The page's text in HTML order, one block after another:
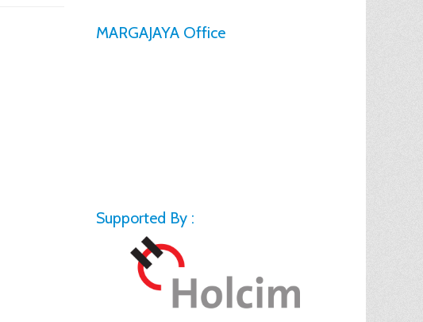
MARGAJAYA Office
Supported By :